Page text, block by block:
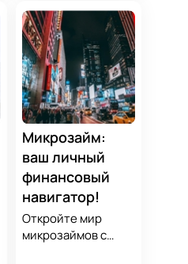
стратегии
погашения и
обеспечить себе
финансовую
стабильность. Ваш
ключ к умным
финансам здесь!
Микрозайм:
ваш личный
финансовый
навигатор!
Откройте мир
микрозаймов с